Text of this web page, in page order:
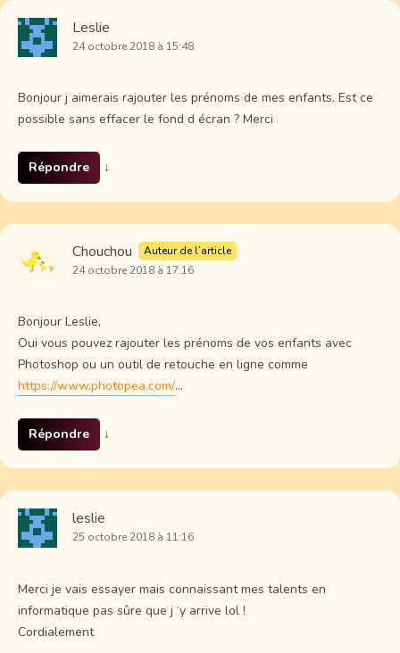
Leslie
24 octobre 2018 à 15:48
Bonjour j aimerais rajouter les prénoms de mes enfants. Est ce
possible sans effacer le fond d écran ? Merci
Répondre ↓
Chouchou
Auteur de l’article
24 octobre 2018 à 17:16
Bonjour Leslie,
Oui vous pouvez rajouter les prénoms de vos enfants avec
Photoshop ou un outil de retouche en ligne comme
https://www.photopea.com/…
Répondre ↓
leslie
25 octobre 2018 à 11:16
Merci je vais essayer mais connaissant mes talents en
informatique pas sûre que j ‘y arrive lol !
Cordialement